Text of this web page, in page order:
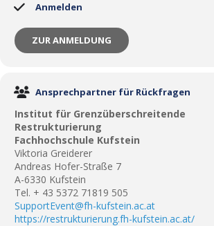
Anmelden
ZUR ANMELDUNG
Ansprechpartner für Rückfragen
Institut für Grenzüberschreitende
Restrukturierung
Fachhochschule Kufstein
Viktoria Greiderer
Andreas Hofer-Straße 7
A-6330 Kufstein
Tel. + 43 5372 71819 505
SupportEvent@fh-kufstein.ac.at
https://restrukturierung.fh-kufstein.ac.at/